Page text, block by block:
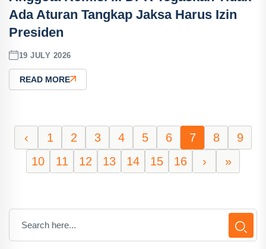
Ada Aturan Tangkap Jaksa Harus Izin
Presiden
19 JULY 2026
READ MORE
‹ 1 2 3 4 5 6 7 8
9
10
11 12 13 14 15 16 › »